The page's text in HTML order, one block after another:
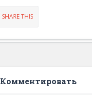
SHARE THIS
Комментировать